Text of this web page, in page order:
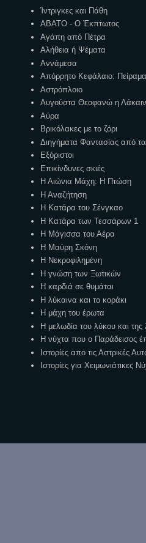
Ίντριγκες και Πάθη
ΑΒΑΤΟ - Ο Έκπτωτος
Αγάπη από Πέτρα
Αλήθεια ή Ψέματα
Αννάμεσα
Απόρρητο Κεφάλαιο:
Αστρόπλοιο
Αυγούστα Θεοφανώ η
Αύρα
Βρικόλακες με το ζόρι
Διηγήματα Φαντασίας από
Εξόριστοι
Επικίνδυνες σκιές
Η Αιώνια Μάχη: Η Πτώση
Η Αναζήτηση
Η Κατάρα του Σένγκαο
Η Κατάρα των Τεσσάρων 1
Η Μάγισσα του Αέρα
Η Μαύρη Σκόνη
Η Νεκροφιλημένη
Η γνώση των Ξωτικών
Η καρδιά σε θυμάται
Η λύκαινα και το κοράκι
Η μάχη του έρωτα
Η μελωδία του λύκου και της
Η νύχτα που ο Παράδεισος
Ιστορίες απο τις Αστρικές
Ιστορίες για Χειμωνιάτικες